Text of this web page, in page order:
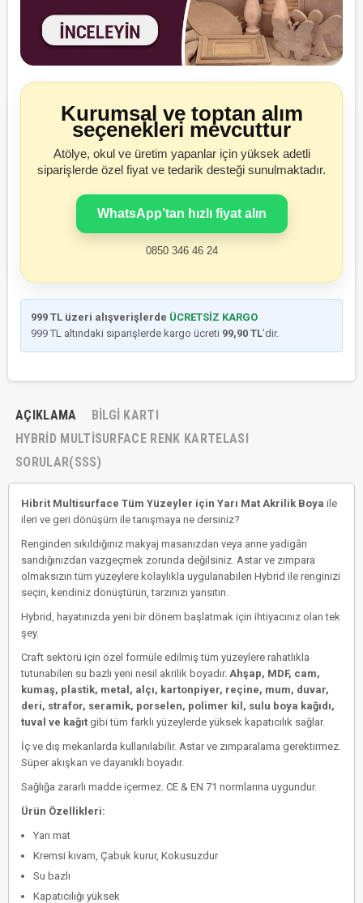
Kurumsal ve toptan alım
seçenekleri mevcuttur
Atölye, okul ve üretim yapanlar için yüksek adetli
siparişlerde özel fiyat ve tedarik desteği sunulmaktadır.
WhatsApp’tan hızlı fiyat alın
0850 346 46 24
999 TL üzeri alışverişlerde ÜCRETSİZ KARGO
999 TL altındaki siparişlerde kargo ücreti 99,90 TL’dir.
AÇIKLAMA
BILGI KARTI
HYBRID MULTISURFACE RENK KARTELASI
SORULAR(SSS)
Hibrit Multisurface Tüm Yüzeyler için Yarı Mat Akrilik Boya ile
ileri ve geri dönüşüm ile tanışmaya ne dersiniz?
Renginden sıkıldığınız makyaj masanızdan veya anne yadigârı
sandığınızdan vazgeçmek zorunda değilsiniz. Astar ve zımpara
olmaksızın tüm yüzeylere kolaylıkla uygulanabilen Hybrid ile renginizi
seçin, kendiniz dönüştürün, tarzınızı yansıtın.
Hybrid, hayatınızda yeni bir dönem başlatmak için ihtiyacınız olan tek
şey.
Craft sektörü için özel formüle edilmiş tüm yüzeylere rahatlıkla
tutunabilen su bazlı yeni nesil akrilik boyadır. Ahşap, MDF, cam,
kumaş, plastik, metal, alçı, kartonpiyer, reçine, mum, duvar,
deri, strafor, seramik, porselen, polimer kil, sulu boya kağıdı,
tuval ve kağıt gibi tüm farklı yüzeylerde yüksek kapatıcılık sağlar.
İç ve dış mekanlarda kullanılabilir. Astar ve zımparalama gerektirmez.
Süper akışkan ve dayanıklı boyadır.
Sağlığa zararlı madde içermez. CE & EN 71 normlarına uygundur.
Ürün Özellikleri:
Yarı mat
Kremsi kıvam, Çabuk kurur, Kokusuzdur
Su bazlı
Kapatıcılığı yüksek